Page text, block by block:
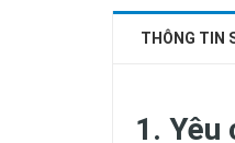
THÔNG TIN
1. Yêu